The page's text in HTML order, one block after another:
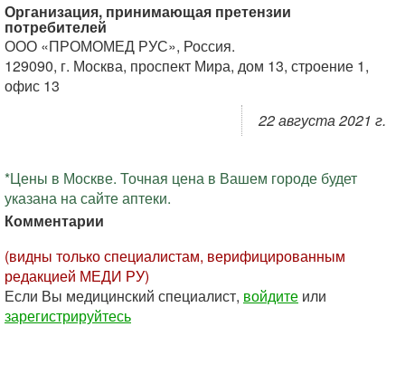
Организация, принимающая претензии
потребителей
ООО «ПРОМОМЕД РУС», Россия.
129090, г. Москва, проспект Мира, дом 13, строение 1,
офис 13
22 августа 2021 г.
*Цены в Москве. Точная цена в Вашем городе будет
указана на сайте аптеки.
Комментарии
(видны только специалистам, верифицированным
редакцией МЕДИ РУ)
Если Вы медицинский специалист, войдите или
зарегистрируйтесь